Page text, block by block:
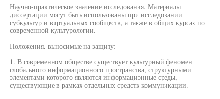
Научно-практическое значение исследования. Материалы
диссертации могут быть использованы при исследовании
субкультур и виртуальных сообществ, а также в общих курсах по
современной культурологии.
Положения, выносимые на защиту:
1. В современном обществе существует культурный феномен
глобального информационного пространства, структурными
элементами которого являются информационные среды,
существующие в рамках отдельных средств коммуникации.